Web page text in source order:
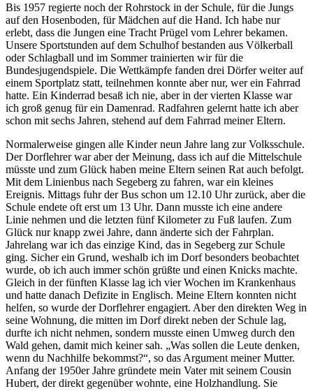
Bis 1957 regierte noch der Rohrstock in der Schule, für die Jungs
auf den Hosenboden, für Mädchen auf die Hand. Ich habe nur
erlebt, dass die Jungen eine Tracht Prügel vom Lehrer bekamen.
Unsere Sportstunden auf dem Schulhof bestanden aus Völkerball
oder Schlagball und im Sommer trainierten wir für die
Bundesjugendspiele. Die Wettkämpfe fanden drei Dörfer weiter auf
einem Sportplatz statt, teilnehmen konnte aber nur, wer ein Fahrrad
hatte. Ein Kinderrad besaß ich nie, aber in der vierten Klasse war
ich groß genug für ein Damenrad. Radfahren gelernt hatte ich aber
schon mit sechs Jahren, stehend auf dem Fahrrad meiner Eltern.
Normalerweise gingen alle Kinder neun Jahre lang zur Volksschule.
Der Dorflehrer war aber der Meinung, dass ich auf die Mittelschule
müsste und zum Glück haben meine Eltern seinen Rat auch befolgt.
Mit dem Linienbus nach Segeberg zu fahren, war ein kleines
Ereignis. Mittags fuhr der Bus schon um 12.10 Uhr zurück, aber die
Schule endete oft erst um 13 Uhr. Dann musste ich eine andere
Linie nehmen und die letzten fünf Kilometer zu Fuß laufen. Zum
Glück nur knapp zwei Jahre, dann änderte sich der Fahrplan.
Jahrelang war ich das einzige Kind, das in Segeberg zur Schule
ging. Sicher ein Grund, weshalb ich im Dorf besonders beobachtet
wurde, ob ich auch immer schön grüßte und einen Knicks machte.
Gleich in der fünften Klasse lag ich vier Wochen im Krankenhaus
und hatte danach Defizite in Englisch. Meine Eltern konnten nicht
helfen, so wurde der Dorflehrer engagiert. Aber den direkten Weg in
seine Wohnung, die mitten im Dorf direkt neben der Schule lag,
durfte ich nicht nehmen, sondern musste einen Umweg durch den
Wald gehen, damit mich keiner sah.
Was sollen die Leute denken,
wenn du Nachhilfe bekommst? , so das Argument meiner Mutter.
Anfang der 1950er Jahre gründete mein Vater mit seinem Cousin
Hubert, der direkt gegenüber wohnte, eine Holzhandlung. Sie